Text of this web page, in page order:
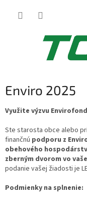
Enviro 2025
Využite výzvu
Ste starosta obce alebo
finančnú podporu z
obehového
zberným dvorom vo
podanie vašej žiadosti je
Podmienky na splnenie: